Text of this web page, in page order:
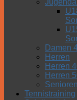
Damen
Herren
Herren
Herren
Tennistraining